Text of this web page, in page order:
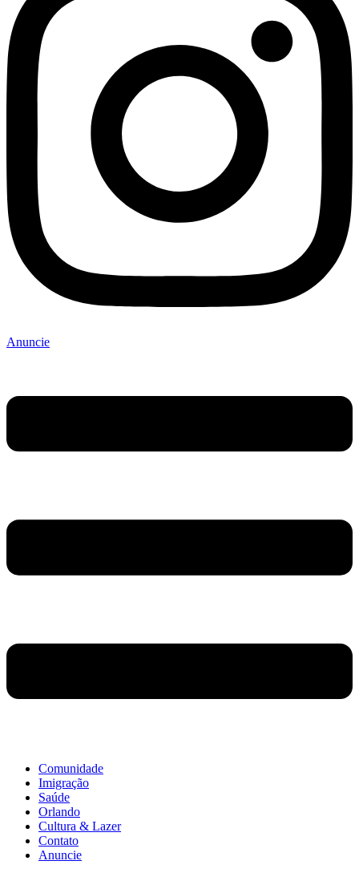
Anuncie
Comunidade
Imigração
Saúde
Orlando
Cultura & Lazer
Contato
Anuncie